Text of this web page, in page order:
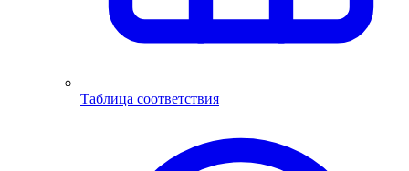
Таблица соответствия